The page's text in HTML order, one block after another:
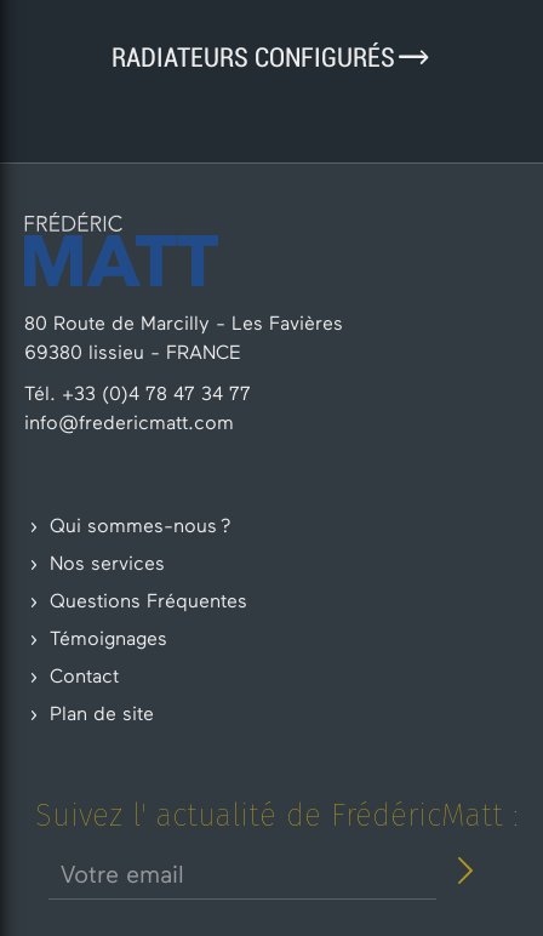
RADIATEURS CONFIGURÉS9
80 Route de Marcilly - Les Favières
69380 lissieu - FRANCE
Tél. +33 (0)4 78 47 34 77
info@fredericmatt.com
Qui sommes-nous ?
Nos services
Questions Fréquentes
Témoignages
Contact
Plan de site
Suivez l' actualité de FrédéricMatt :